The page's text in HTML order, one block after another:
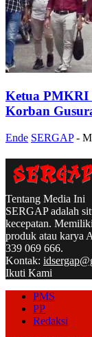
Ketua PMKRI
Korban
Ende SERGAP -
Tentang Media Ini
SERGAP adalah
kecepatan.
produk atau karya
339 069 666.
Kontak:
Ikuti Kami
PMS
PP
Redaksi